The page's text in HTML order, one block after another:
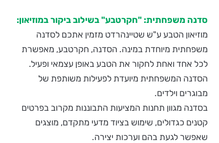
סדנה משפחתית: "חקרטבע" בשילוב ביקור במוזיאון:
מוזיאון הטבע ע"ש שטיינהרדט מזמין אתכם לסדנה
משפחתית מיוחדת במינה. הסדנה, חקרטבע, מאפשרת
לכל אחד ואחת לחקור את הטבע באופן עצמאי ופעיל.
הסדנה המשפחתית מיועדת לפעילות משותפת של
מבוגרים וילדים.
בסדנה מגוון תחנות המציעות התבוננות מקרוב בפרטים
קטנים כגדולים, שימוש בציוד מדעי מתקדם, מוצגים
שאפשר לגעת בהם וערכות יצירה.